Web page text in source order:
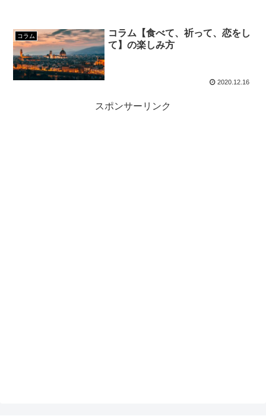
コラム
コラム【食べて、祈って、恋をし
て】の楽しみ方
2020.12.16
スポンサーリンク